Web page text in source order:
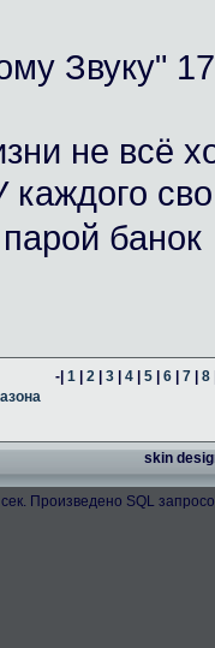
Звуку"
не всё
каждого
банок
-|1 |2 |3 |4 |5 |6 |7 |8
skin
сек. Произведено SQL